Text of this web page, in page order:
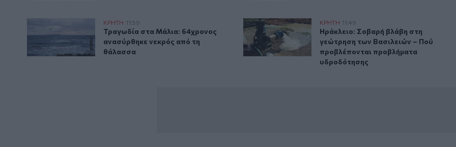
Τραγωδία στα Μάλια: 64χρονος ανασύρθηκε νεκρός από τη θάλασσα
ΚΡΗΤΗ 11:59
Τραγωδία στα Μάλια: 64χρονος ανασύρθηκε νεκρός από τη θάλασσα
Τραγωδία στα Μάλια: 64χρονος
ανασύρθηκε νεκρός από τη
θάλασσα
Ηράκλειο: Σοβαρή βλάβη στη γεώτρηση των
ΚΡΗΤΗ 11:49
Ηράκλειο: Σοβαρή βλάβη στη
Ηράκλειο: Σοβαρή βλάβη στη
γεώτρηση των Βασιλειών – Πού
προβλέπονται προβλήματα
υδροδότησης